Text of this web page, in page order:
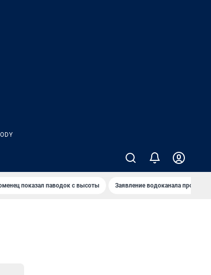
показал паводок с высоты Заявление водоканала про